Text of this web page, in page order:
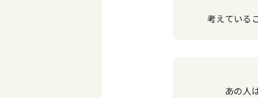
考えている
あの人